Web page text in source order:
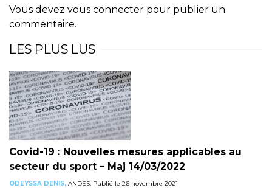
Vous devez vous connecter pour publier un
commentaire.
LES PLUS LUS
Covid-19 : Nouvelles mesures applicables au
secteur du sport – Maj 14/03/2022
ODEYSSA DENIS, ANDES, Publié le 26 novembre 2021